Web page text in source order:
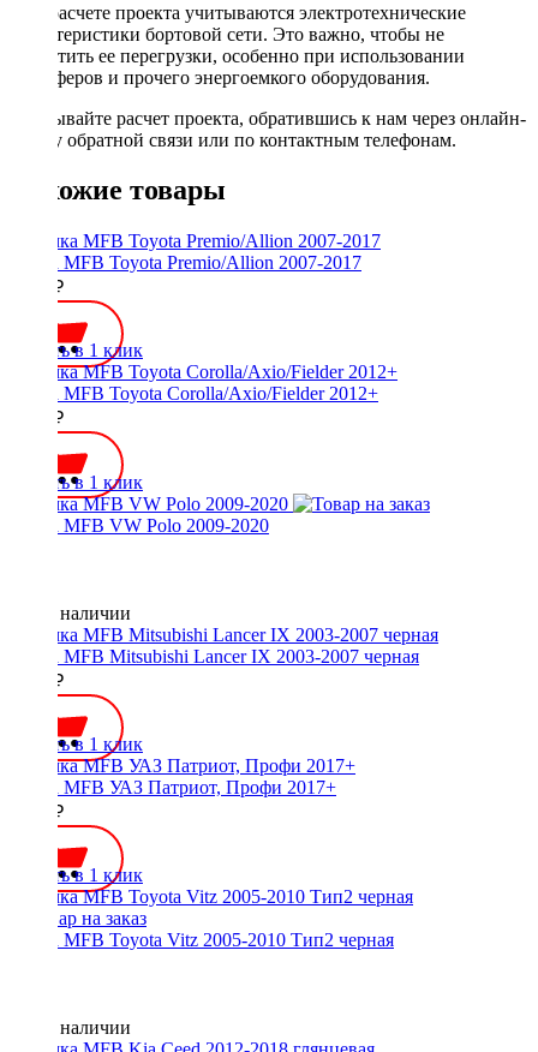
При расчете проекта учитываются электротехнические
характеристики бортовой сети. Это важно, чтобы не
допустить ее перегрузки, особенно при использовании
сабвуферов и прочего энергоемкого оборудования.
Заказывайте расчет проекта, обратившись к нам через онлайн-
форму обратной связи или по контактным телефонам.
Похожие товары
Рамка MFB Toyota Premio/Allion 2007-2017
2000 ₽
Купить в 1 клик
Рамка MFB Toyota Corolla/Axio/Fielder 2012+
1600 ₽
Купить в 1 клик
Рамка MFB VW Polo 2009-2020
Нет в наличии
Рамка MFB Mitsubishi Lancer IX 2003-2007 черная
2000 ₽
Купить в 1 клик
Рамка MFB УАЗ Патриот, Профи 2017+
2000 ₽
Купить в 1 клик
Рамка MFB Toyota Vitz 2005-2010 Тип2 черная
Нет в наличии